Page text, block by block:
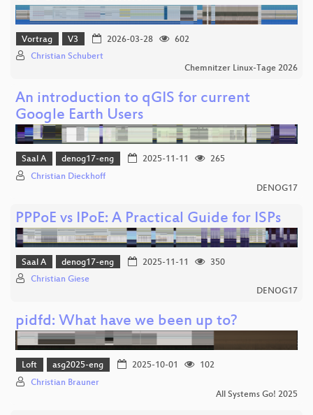
Vortrag V3 2026-03-28
602
Christian Schubert
Chemnitzer Linux-Tage 2026
An introduction to qGIS for current
Google Earth Users
Saal A denog17-eng 2025-11-11
265
Christian Dieckhoff
DENOG17
PPPoE vs IPoE: A Practical Guide for ISPs
Saal A denog17-eng 2025-11-11
350
Christian Giese
DENOG17
pidfd: What have we been up to?
Loft asg2025-eng 2025-10-01
102
Christian Brauner
All Systems Go! 2025